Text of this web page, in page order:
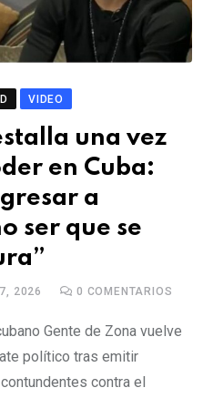
VIDEO
una vez
en Cuba:
a
ser que se
2026 0 COMENTARIOS
Gente de Zona vuelve
político tras emitir
contra el